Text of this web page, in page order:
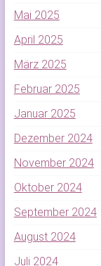
Mai 2025
April 2025
März 2025
Februar 2025
Januar 2025
Dezember 2024
November 2024
Oktober 2024
September 2024
August 2024
Juli 2024